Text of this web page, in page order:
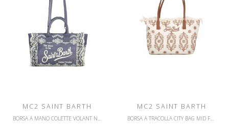
MC2 SAINT BARTH
BORSA A MANO COLETTE VOLANT N CON TRACOLLA SANGALLO
MC2 SAINT BARTH
BORSA A TRACOLLA CITY BAG MID FRINGE